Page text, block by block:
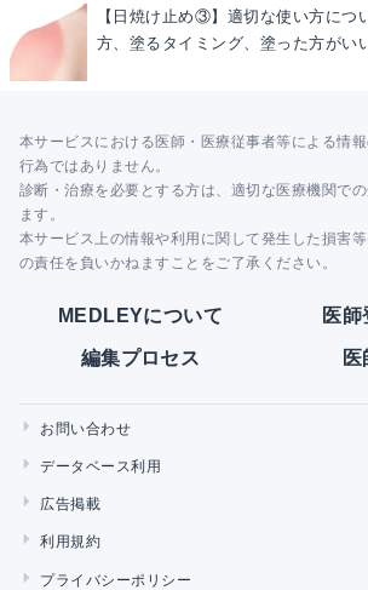
【日焼け止め③】適切な使い方につ
方、塗るタイミング、塗った方がい
本サービスにおける医師・医療従事者等による情
行為ではありません。
診断・治療を必要とする方は、適切な医療機関で
ます。
本サービス上の情報や利用に関して発生した損害
の責任を負いかねますことをご了承ください。
MEDLEYについて 医師
編集プロセス
お問い合わせ
データベース利用
広告掲載
利用規約
プライバシーポリシー